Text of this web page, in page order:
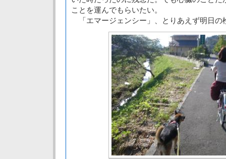
ことを運んでもらいたい。
「エマージェンシー」、とりあえず明日の